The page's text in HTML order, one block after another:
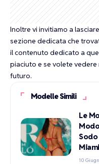
Inoltre vi invitiamo a
sezione dedicata che
il contenuto dedicato a
piaciuto e se volete vedere
futuro.
Modelle Simili
Le
Sodo
10